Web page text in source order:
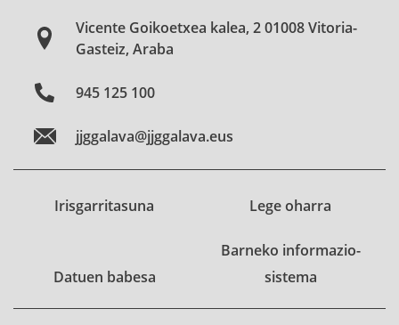
Vicente Goikoetxea kalea, 2 01008 Vitoria-
Gasteiz, Araba
945 125 100
jjggalava@jjggalava.eus
Irisgarritasuna Lege oharra
Datuen babesa
Barneko informazio-
sistema